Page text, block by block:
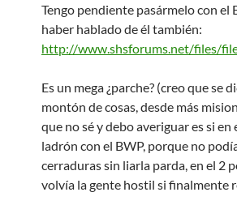
Tengo pendiente pasármelo con
haber hablado de él también:
http://www.shsforums.net/files/
Es un mega ¿parche? (creo que se
montón de cosas, desde más
que no sé y debo averiguar es si
ladrón con el BWP, porque no
cerraduras sin liarla parda, en el 2
volvía la gente hostil si finalmente